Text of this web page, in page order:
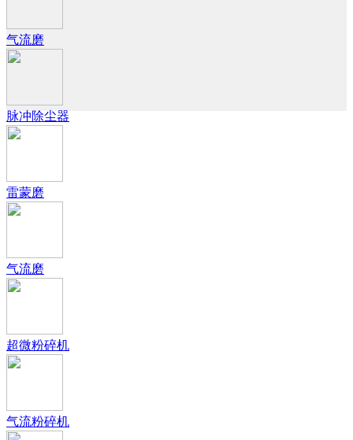
气流磨
脉冲除尘器
雷蒙磨
气流磨
超微粉碎机
气流粉碎机